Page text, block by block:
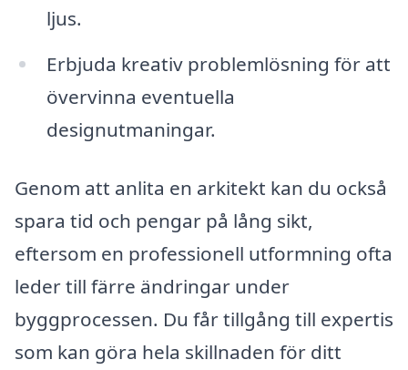
ljus.
Erbjuda kreativ problemlösning för att
övervinna eventuella
designutmaningar.
Genom att anlita en arkitekt kan du också
spara tid och pengar på lång sikt,
eftersom en professionell utformning ofta
leder till färre ändringar under
byggprocessen. Du får tillgång till expertis
som kan göra hela skillnaden för ditt